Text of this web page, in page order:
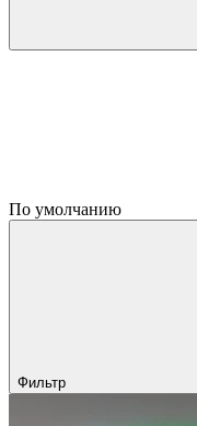
По умолчанию
Фильтр